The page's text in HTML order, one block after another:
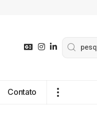
Contato